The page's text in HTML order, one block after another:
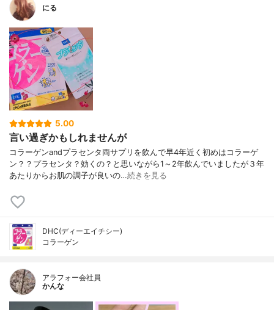
にる
5.00
言い過ぎかもしれませんが
コラーゲンandプラセンタ両サプリを飲んで早4年近く初めはコラーゲ
ン？？プラセンタ？効くの？と思いながら1～2年飲んでいましたが３年
あたりからお肌の調子が良いの…続きを見る
DHC(ディーエイチシー)
コラーゲン
アラフォー会社員
かんな